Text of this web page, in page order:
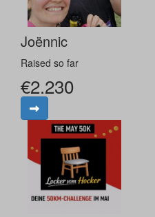
Joënnic
Raised so far
€2.230